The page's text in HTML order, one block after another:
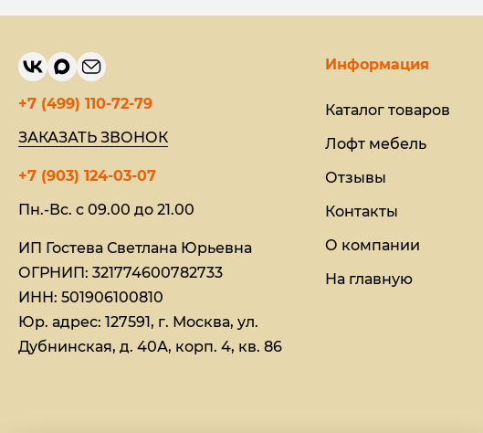
+7 (499) 110-72-79
ЗАКАЗАТЬ ЗВОНОК
+7 (903) 124-03-07
Пн.-Вс. с 09.00 до 21.00
ИП Гостева Светлана Юрьевна​
ОГРНИП: 321774600782733
ИНН: 501906100810
Юр. адрес: 127591, г. Москва, ул.
Дубнинская, д. 40А, корп. 4, кв. 86
Информация
Каталог товаров
Лофт мебель
Отзывы
Контакты
О компании
На главную